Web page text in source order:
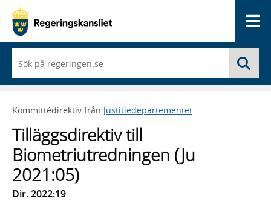
du
börjar
skriva
framträder
lista
med
sökförslag
Kommittédirektiv från Justitiedepartementet
Tilläggsdirektiv till
Biometriutredningen (Ju
2021:05)
Dir. 2022:19